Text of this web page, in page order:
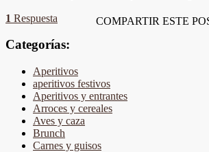
1 Respuesta COMPARTIR ESTE
Categorías:
Aperitivos
aperitivos festivos
Aperitivos y entrantes
Arroces y cereales
Aves y caza
Brunch
Carnes y guisos